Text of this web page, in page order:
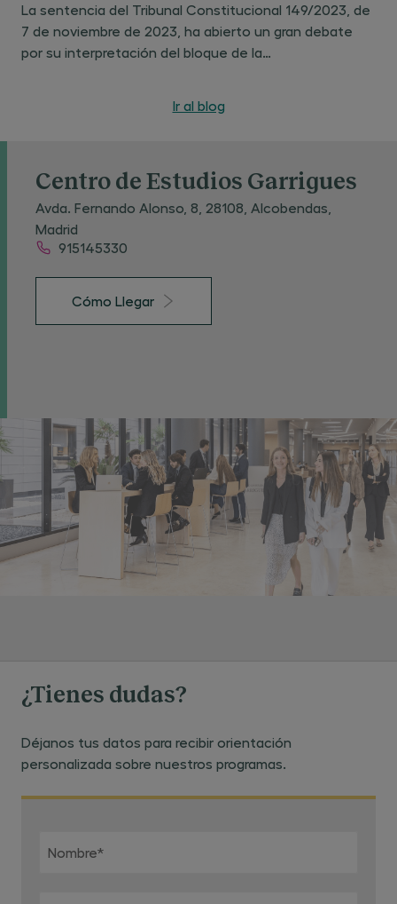
La sentencia del Tribunal Constitucional 149/2023, de
7 de noviembre de 2023, ha abierto un gran debate
por su interpretación del bloque de la
Ir al blog
Centro de Estudios Garrigues
Avda. Fernando Alonso, 8, 28108, Alcobendas,
Madrid
915145330
Cómo Llegar
¿Tienes dudas?
Déjanos tus datos para recibir orientación
personalizada sobre nuestros programas.
Nombre*